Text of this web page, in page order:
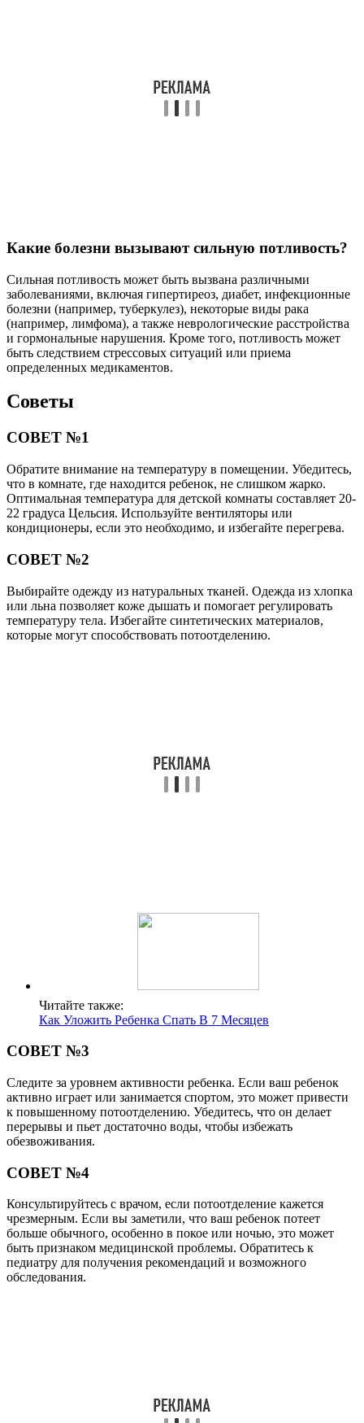
Какие болезни вызывают сильную потливость?
Сильная потливость может быть вызвана различными
заболеваниями, включая гипертиреоз, диабет, инфекционные
болезни (например, туберкулез), некоторые виды рака
(например, лимфома), а также неврологические расстройства
и гормональные нарушения. Кроме того, потливость может
быть следствием стрессовых ситуаций или приема
определенных медикаментов.
Советы
СОВЕТ №1
Обратите внимание на температуру в помещении. Убедитесь,
что в комнате, где находится ребенок, не слишком жарко.
Оптимальная температура для детской комнаты составляет 20-
22 градуса Цельсия. Используйте вентиляторы или
кондиционеры, если это необходимо, и избегайте перегрева.
СОВЕТ №2
Выбирайте одежду из натуральных тканей. Одежда из хлопка
или льна позволяет коже дышать и помогает регулировать
температуру тела. Избегайте синтетических материалов,
которые могут способствовать потоотделению.
Читайте также:
Как Уложить Ребенка Спать В 7 Месяцев
СОВЕТ №3
Следите за уровнем активности ребенка. Если ваш ребенок
активно играет или занимается спортом, это может привести
к повышенному потоотделению. Убедитесь, что он делает
перерывы и пьет достаточно воды, чтобы избежать
обезвоживания.
СОВЕТ №4
Консультируйтесь с врачом, если потоотделение кажется
чрезмерным. Если вы заметили, что ваш ребенок потеет
больше обычного, особенно в покое или ночью, это может
быть признаком медицинской проблемы. Обратитесь к
педиатру для получения рекомендаций и возможного
обследования.